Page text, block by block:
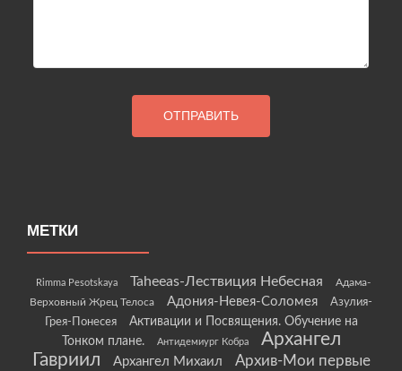
МЕТКИ
Rimma Pesotskaya Taheeas-Лествиция Небесная
Адама-
Верховный Жрец Телоса
Адония-Невея-Соломея
Азулия-
Грея-Понесея
Активации и Посвящения. Обучение на
Тонком плане.
Антидемиург Кобра
Архангел
Гавриил
Архангел Михаил
Архив-Мои первые